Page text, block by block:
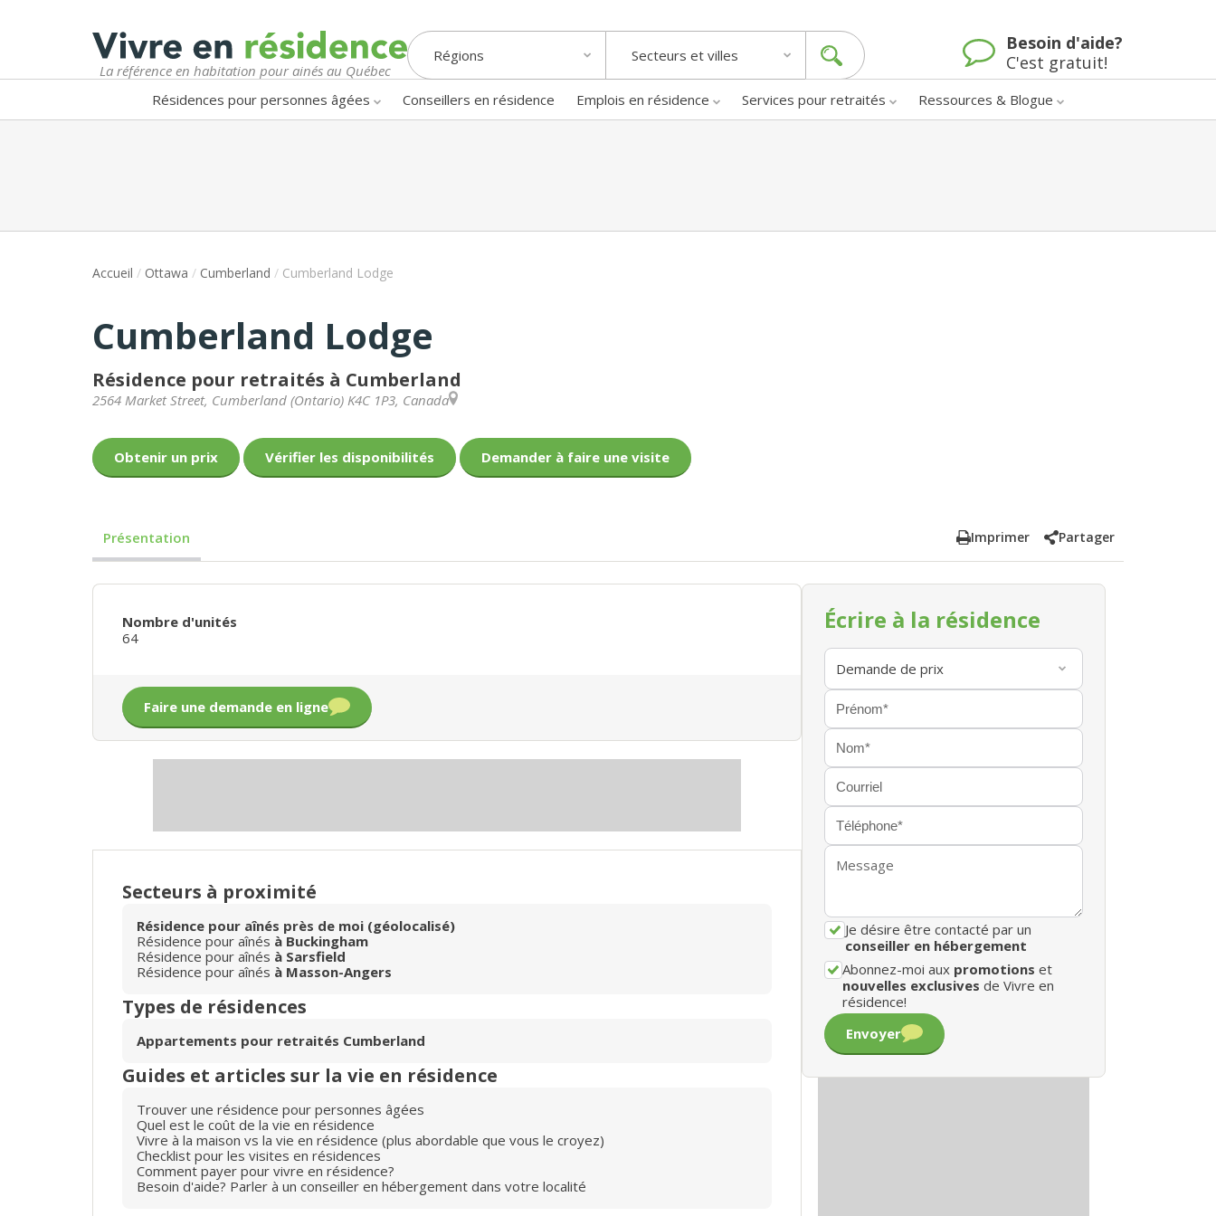
La référence en habitation pour ainés au Québec
Régions Secteurs et villes
Besoin d'aide?
C'est gratuit!
Résidences pour personnes âgées Conseillers en résidence Emplois en résidence Services pour retraités Ressources & Blogue
Accueil / Ottawa / Cumberland / Cumberland Lodge
Cumberland Lodge
Résidence pour retraités à Cumberland
2564 Market Street, Cumberland (Ontario) K4C 1P3, Canada
Obtenir un prix Vérifier les disponibilités Demander à faire une visite
Présentation Imprimer Partager
Nombre d'unités
64
Faire une demande en ligne
Secteurs à proximité
Résidence pour aînés près de moi (géolocalisé)
Résidence pour aînés à Buckingham
Résidence pour aînés à Sarsfield
Résidence pour aînés à Masson-Angers
Types de résidences
Appartements pour retraités Cumberland
Guides et articles sur la vie en résidence
Trouver une résidence pour personnes âgées
Quel est le coût de la vie en résidence
Vivre à la maison vs la vie en résidence (plus abordable que vous le croyez)
Checklist pour les visites en résidences
Comment payer pour vivre en résidence?
Besoin d'aide? Parler à un conseiller en hébergement dans votre localité
Écrire à la résidence
Je désire être contacté par un
conseiller en hébergement
Abonnez-moi aux promotions et
nouvelles exclusives de Vivre en
résidence!
Envoyer